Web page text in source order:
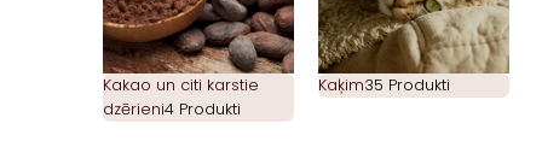
Kakao un citi karstie
dzērieni4 Produkti
Kaķim35 Produkti